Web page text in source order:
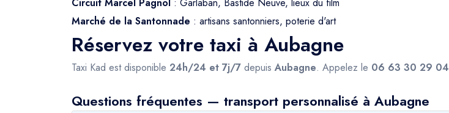
Marché de la Santonnade : artisans santonniers, poterie d'art
Réservez votre taxi à Aubagne
Taxi Kad est disponible 24h/24 et 7j/7 depuis Aubagne. Appelez le 06 63 30 29 04
Questions fréquentes — transport personnalisé à Aubagne